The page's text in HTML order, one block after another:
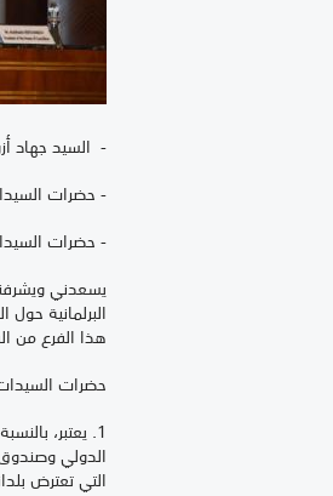
- السيد جهاد
- حضرات
- حضرات
يسعدني
هذا الفرع من
حضرات
1. يعتبر،
الدولي
التي تعترض